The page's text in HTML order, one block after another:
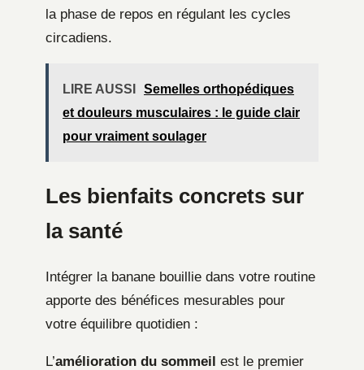
la phase de repos en régulant les cycles
circadiens.
LIRE AUSSI
Semelles orthopédiques
et douleurs musculaires : le guide clair
pour vraiment soulager
Les bienfaits concrets sur
la santé
Intégrer la banane bouillie dans votre routine
apporte des bénéfices mesurables pour
votre équilibre quotidien :
L’amélioration du sommeil est le premier